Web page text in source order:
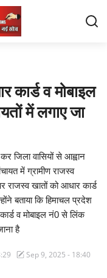
कार्ड व मोबाइल
में लगाए जा
कर जिला वासियों से आह्वान
में ग्रामीण राजस्व
राजस्व खातों को आधार कार्ड
बताया कि हिमाचल प्रदेश
व मोबाइल नं0 से लिंक
है
Sep 9, 2025 - 18:40